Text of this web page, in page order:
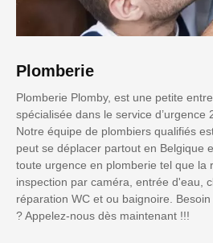
Plomberie
Plomberie Plomby, est une petite
spécialisée dans le service d’urgence
Notre équipe de plombiers qualifiés
peut se déplacer partout en Belgique
toute urgence en plomberie tel que la
inspection par caméra, entrée d'eau,
réparation WC et ou baignoire.
? Appelez-nous dès maintenant !!!